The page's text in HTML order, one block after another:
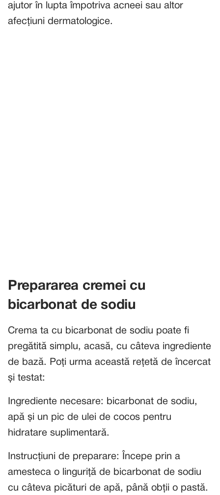
ajutor în lupta împotriva acneei sau altor
afecțiuni dermatologice.
Prepararea cremei cu
bicarbonat de sodiu
Crema ta cu bicarbonat de sodiu poate fi
pregătită simplu, acasă, cu câteva ingrediente
de bază. Poți urma această rețetă de încercat
și testat:
Ingrediente necesare: bicarbonat de sodiu,
apă și un pic de ulei de cocos pentru
hidratare suplimentară.
Instrucțiuni de preparare: Începe prin a
amesteca o linguriță de bicarbonat de sodiu
cu câteva picături de apă, până obții o pastă.